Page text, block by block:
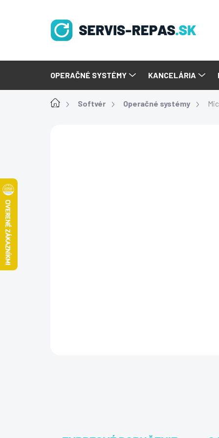
OPERAČNÉ SYSTÉMY KANCELÁRIA
DomovSoftvér Operačné systémy